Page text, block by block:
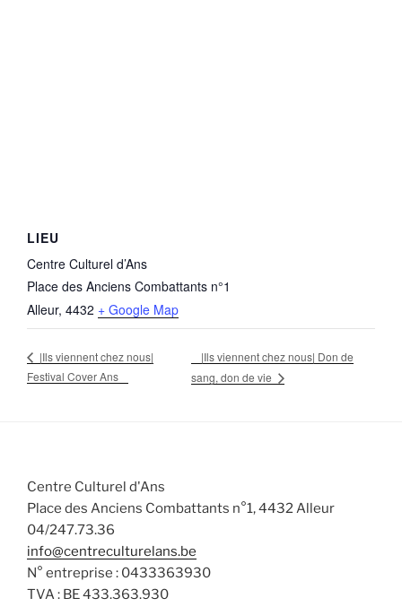
LIEU
Centre Culturel d’Ans
Place des Anciens Combattants n°1
Alleur, 4432 + Google Map
|Ils viennent chez nous|
Festival Cover Ans
|Ils viennent chez nous| Don de
sang, don de vie
Centre Culturel d'Ans
Place des Anciens Combattants n°1, 4432 Alleur
04/247.73.36
info@centreculturelans.be
N° entreprise : 0433363930
TVA : BE 433.363.930